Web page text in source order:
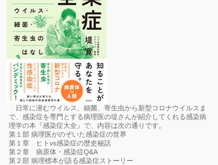
日常に潜むウイルス、細菌、寄生虫から新型コロナウイルスま
で、感染症を専門とする病理医の堤さんが紹介してくれる感染病
理学の本『感染症大全』で、内容は次の通りです。
第１部 病理医がのぞいた感染症の世界
第１章 ヒトvs感染症の歴史秘話
第２章 病原体・感染症Q&A
第２部 病理標本が語る感染症ストーリー